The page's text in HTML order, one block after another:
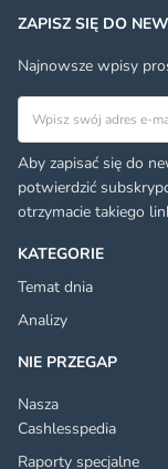
KATEGORIE
Temat dnia
Analizy
NIE PRZEGAP
Nasza
Cashlesspedia
Raporty specjalne
ZAPISZ SIĘ DO
Najnowsze wpisy
Aby zapisać się do
potwierdzić
otrzymacie takiego